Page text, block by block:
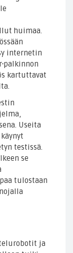
huimaa.
internetin
palkinnon
kartuttavat
Useita
testissä.
se
tulostaan
ja